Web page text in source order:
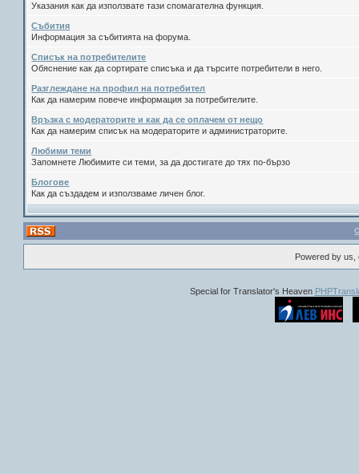
Указания как да използвате тази спомагателна функция.
Събития
Информация за събитията на форума.
Списък на потребителите
Обяснение как да сортирате списъка и да търсите потребители в него.
Разглеждане на профил на потребител
Как да намерим повече информация за потребителите.
Връзка с модераторите и как да се оплачем от нещо
Как да намерим списък на модераторите и администраторите.
Любими теми
Запомнете Любимите си теми, за да достигате до тях по-бързо
Блогове
Как да създадем и използваме личен блог.
Powered by
Special for Translator's Heaven